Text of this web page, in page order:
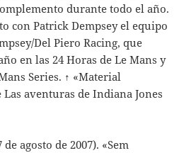
durante todo el año.
con Patrick Dempsey el equipo
Del Piero Racing, que
en las 24 Horas de Le Mans y
Series. ↑ «Material
aventuras de Indiana Jones
agosto de 2007). «Sem